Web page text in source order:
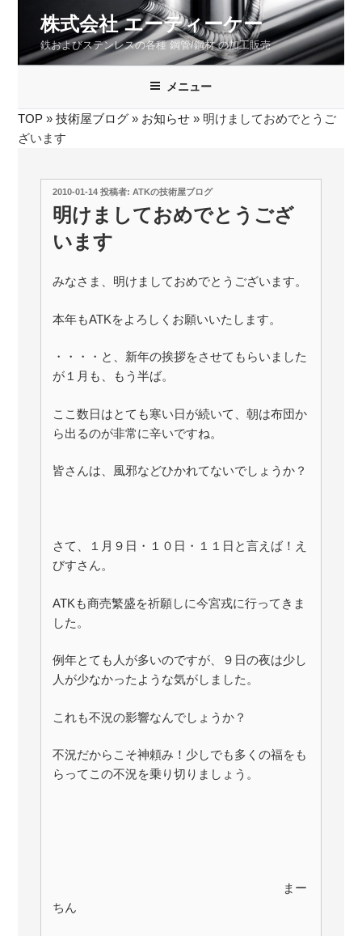
ン
ス
キ
株式会社 エーティーケー
鉄およびステンレスの各種 鋼管/鋼材 の加工販売
メニュー
TOP » 技術屋ブログ » お知らせ » 明けましておめでとうご
ざいます
投
稿
日:
2010-01-14投稿者: ATKの技術屋ブログ
明けましておめでとうござ
います
みなさま、明けましておめでとうございます。
本年もATKをよろしくお願いいたします。
・・・・と、新年の挨拶をさせてもらいました
が１月も、もう半ば。
ここ数日はとても寒い日が続いて、朝は布団か
ら出るのが非常に辛いですね。
皆さんは、風邪などひかれてないでしょうか？
さて、１月９日・１０日・１１日と言えば！え
びすさん。
ATKも商売繁盛を祈願しに今宮戎に行ってきま
した。
例年とても人が多いのですが、９日の夜は少し
人が少なかったような気がしました。
これも不況の影響なんでしょうか？
不況だからこそ神頼み！少しでも多くの福をも
らってこの不況を乗り切りましょう。
まー
ちん